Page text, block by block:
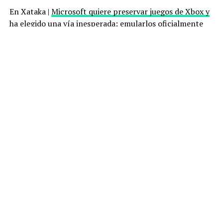
En Xataka | Microsoft quiere preservar juegos de Xbox y
ha elegido una vía inesperada: emularlos oficialmente